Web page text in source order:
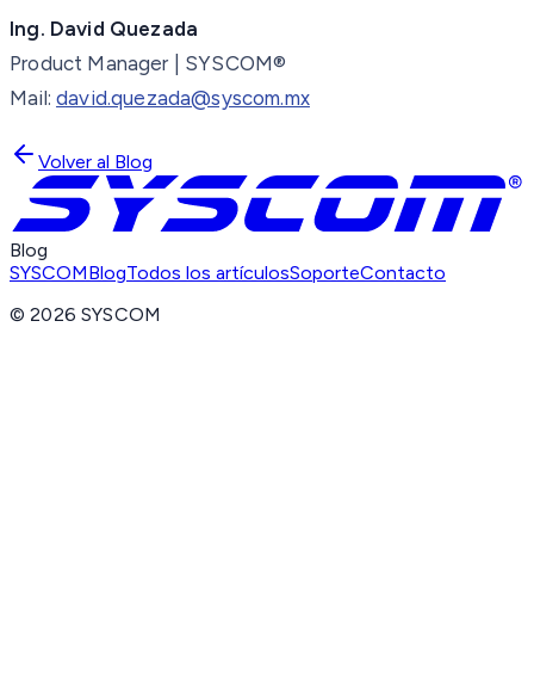
Ing. David Quezada
Product Manager | SYSCOM®
Mail:david.quezada@syscom.mx
Volver al Blog
Blog
SYSCOMBlogTodos los artículosSoporteContacto
©2026 SYSCOM